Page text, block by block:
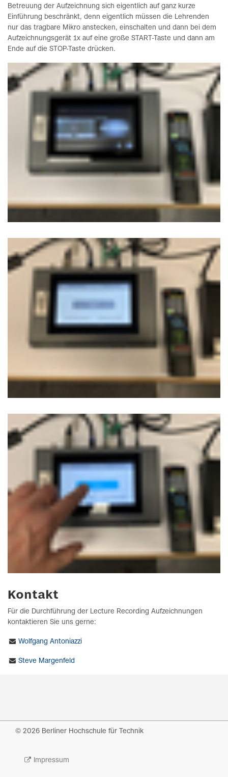
Betreuung der Aufzeichnung sich eigentlich auf ganz kurze
Einführung beschränkt, denn eigentlich müssen die Lehrenden
nur das tragbare Mikro anstecken, einschalten und dann bei dem
Aufzeichnungsgerät 1x auf eine große START-Taste und dann am
Ende auf die STOP-Taste drücken.
Kontakt
Für die Durchführung der Lecture Recording Aufzeichnungen
kontaktieren Sie uns gerne:
Wolfgang Antoniazzi
Steve Margenfeld
© 2026 Berliner Hochschule für Technik
Impressum